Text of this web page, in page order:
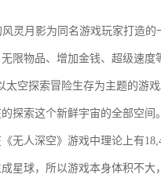
灵月影为同名游戏玩家打造
限物品、增加金钱、超级速
太空探索冒险生存为主题的游
探索这个新鲜宇宙的全部空
无人深空》游戏中理论上有
星球，所以游戏本身体积不